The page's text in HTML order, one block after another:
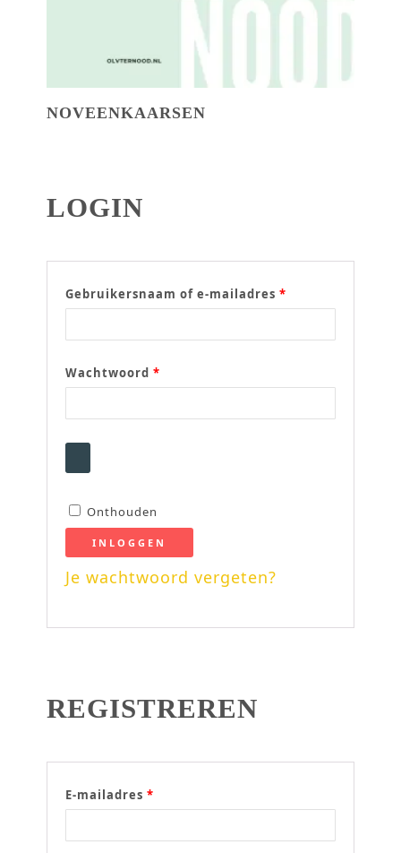
NOVEENKAARSEN
LOGIN
Gebruikersnaam of e-mailadres*
Wachtwoord*
Onthouden
INLOGGEN
Je wachtwoord vergeten?
REGISTREREN
E-mailadres*